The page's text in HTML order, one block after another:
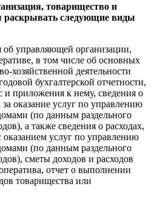
товарищество и
раскрывать следующие виды
управляющей организации,
в том числе об основных
хозяйственной деятельности
бухгалтерской отчетности,
и приложения к нему, сведения о
оказание услуг по управлению
(по данным раздельного
а также сведения о расходах,
оказанием услуг по управлению
(по данным раздельного
сметы доходов и расходов
отчет о выполнении
товарищества или